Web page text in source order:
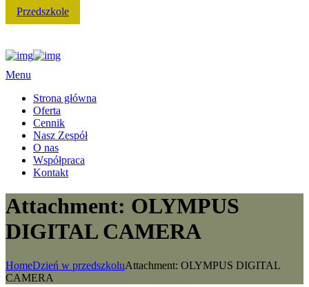
Przedszkole
Menu
Strona główna
Oferta
Cennik
Nasz Zespół
O nas
Współpraca
Kontakt
Attachment: OLYMPUS
DIGITAL CAMERA
HomeDzień w przedszkoluAttachment: OLYMPUS DIGITAL
CAMERA